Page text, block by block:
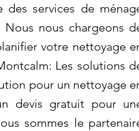
des services de
nous chargeons
votre nettoyage
Les solutions
pour un nettoyage
devis gratuit pour
sommes le